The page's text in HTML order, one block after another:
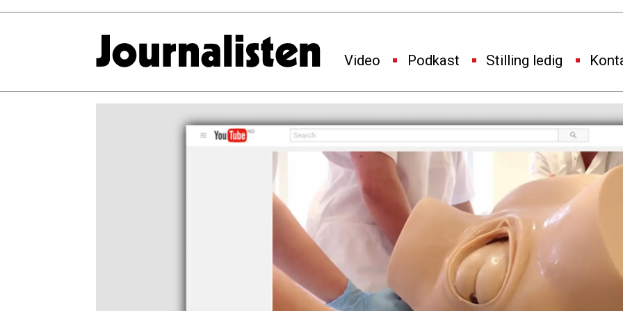
Video Podkast Stilling ledig